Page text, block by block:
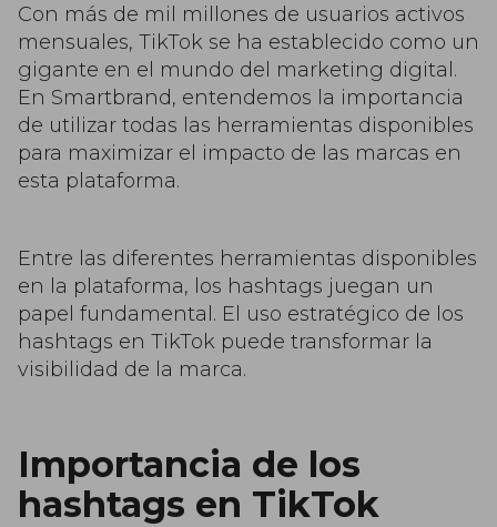
Con más de mil millones de usuarios activos
mensuales, TikTok se ha establecido como un
gigante en el mundo del marketing digital.
En Smartbrand, entendemos la importancia
de utilizar todas las herramientas disponibles
para maximizar el impacto de las marcas en
esta plataforma.
Entre las diferentes herramientas disponibles
en la plataforma, los hashtags juegan un
papel fundamental. El uso estratégico de los
hashtags en TikTok puede transformar la
visibilidad de la marca.
Importancia de los
hashtags en TikTok